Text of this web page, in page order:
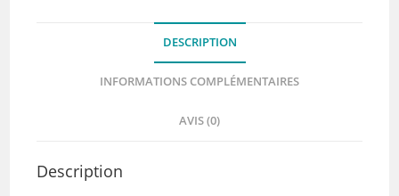
DESCRIPTION
INFORMATIONS COMPLÉMENTAIRES
AVIS (0)
Description